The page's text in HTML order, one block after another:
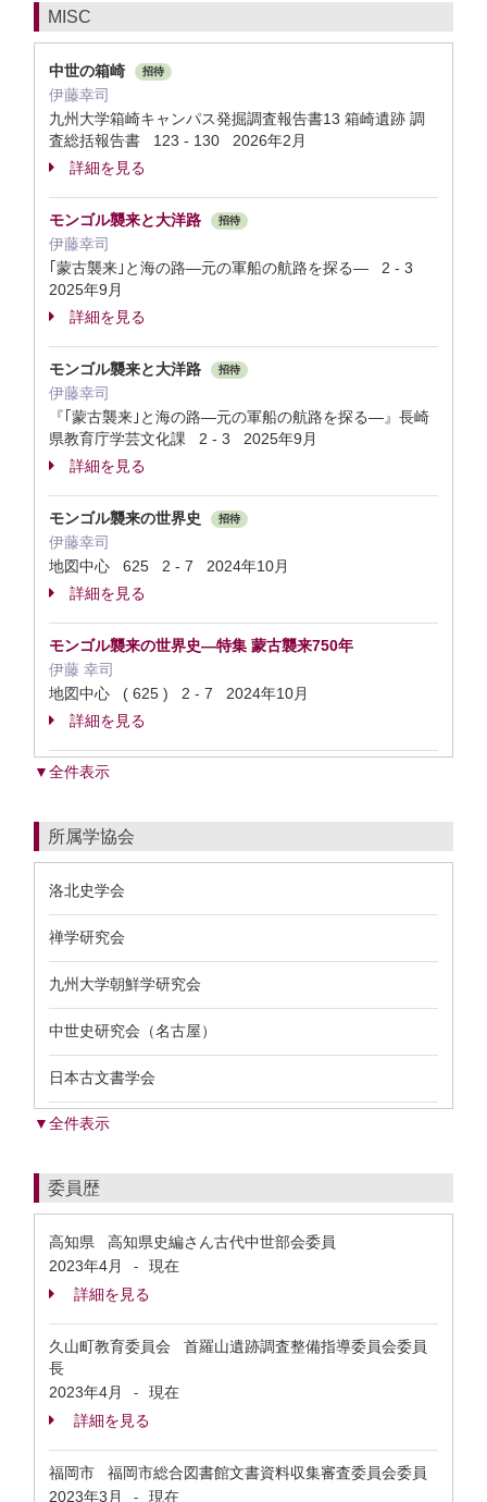
MISC
中世の箱崎 招待
伊藤幸司
九州大学箱崎キャンパス発掘調査報告書13 箱崎遺跡 調
査総括報告書 123 - 130 2026年2月
詳細を見る
モンゴル襲来と大洋路 招待
伊藤幸司
｢蒙古襲来｣と海の路―元の軍船の航路を探る― 2 - 3
2025年9月
詳細を見る
モンゴル襲来と大洋路 招待
伊藤幸司
『｢蒙古襲来｣と海の路―元の軍船の航路を探る―』長崎
県教育庁学芸文化課 2 - 3 2025年9月
詳細を見る
モンゴル襲来の世界史 招待
伊藤幸司
地図中心 625 2 - 7 2024年10月
詳細を見る
モンゴル襲来の世界史—特集 蒙古襲来750年
伊藤 幸司
地図中心 ( 625 ) 2 - 7 2024年10月
詳細を見る
▼全件表示
所属学協会
洛北史学会
禅学研究会
九州大学朝鮮学研究会
中世史研究会（名古屋）
日本古文書学会
▼全件表示
委員歴
高知県 高知県史編さん古代中世部会委員
2023年4月
-
現在
詳細を見る
久山町教育委員会 首羅山遺跡調査整備指導委員会委員
長
2023年4月
-
現在
詳細を見る
福岡市 福岡市総合図書館文書資料収集審査委員会委員
2023年3月
- 現在